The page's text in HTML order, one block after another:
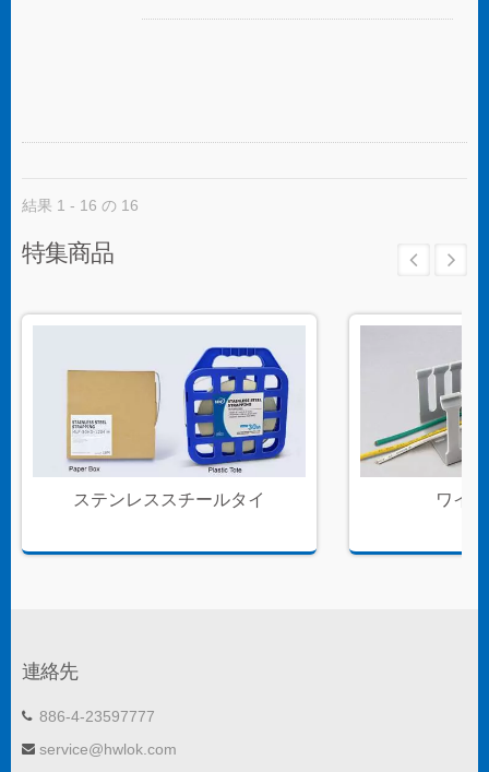
結果 1 - 16 の 16
特集商品
ステンレススチールタイ ワイ
連絡先
886-4-23597777
service@hwlok.com